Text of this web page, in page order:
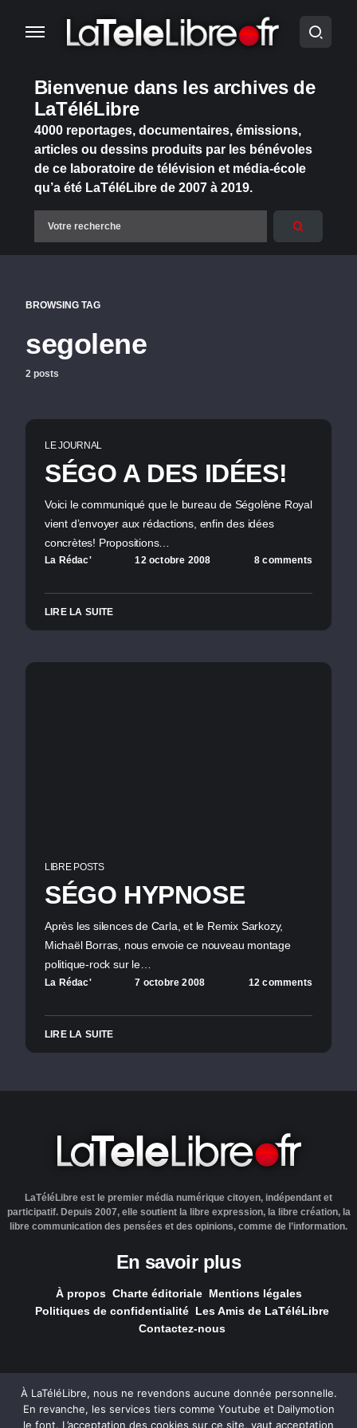
Bienvenue dans les archives de
LaTéléLibre
4000 reportages, documentaires, émissions,
articles ou dessins produits par les bénévoles
de ce laboratoire de télévision et média-école
qu’a été LaTéléLibre de 2007 à 2019.
BROWSING TAG
segolene
2 posts
LE JOURNAL
SÉGO A DES IDÉES!
Voici le communiqué que le bureau de Ségolène Royal
vient d’envoyer aux rédactions, enfin des idées
concrètes! Propositions…
La Rédac' 12 octobre 2008 8 comments
LIRE LA SUITE
LIBRE POSTS
SÉGO HYPNOSE
Après les silences de Carla, et le Remix Sarkozy,
Michaël Borras, nous envoie ce nouveau montage
politique-rock sur le…
La Rédac' 7 octobre 2008 12 comments
LIRE LA SUITE
LaTéléLibre est le premier média numérique citoyen, indépendant et
participatif. Depuis 2007, elle soutient la libre expression, la libre création, la
libre communication des pensées et des opinions, comme de l’information.
En savoir plus
À propos Charte éditoriale Mentions légales
Politiques de confidentialité Les Amis de LaTéléLibre
Contactez-nous
LaTéléLibre.fr, ce site a été réalisé par l'agenceNOUS, Ouvert,
À LaTéléLibre, nous ne revendons aucune donnée personnelle.
En revanche, les services tiers comme Youtube et Dailymotion
le font. L’acceptation des cookies sur ce site, vaut acceptation